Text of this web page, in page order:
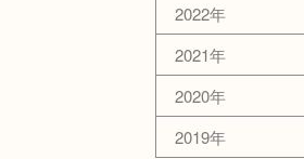
2022年
2021年
2020年
2019年